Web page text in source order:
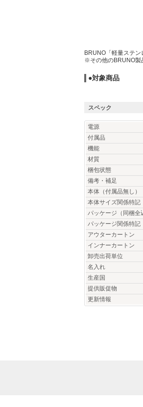
BRUNO「軽量ステ
※その他のBRUNO製
●対象商品
スペック
電源
付属品
機能
材質
梱包状態
備考・補足
本体（付属品無し）
本体サイズ関係特記
パッケージ（同梱全
パッケージ関係特記
アウターカートン
インナーカートン
卸売出荷単位
名入れ
生産国
提供販促物
更新情報